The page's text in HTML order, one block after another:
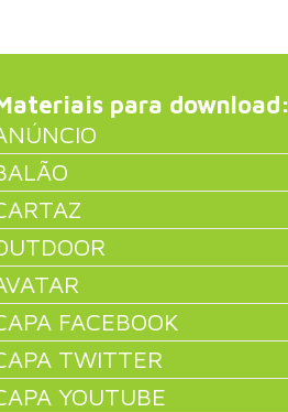
para download:
FACEBOOK
TWITTER
YOUTUBE